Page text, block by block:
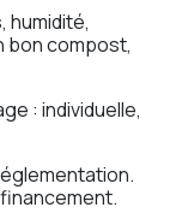
humidité,
bon compost,
: individuelle,